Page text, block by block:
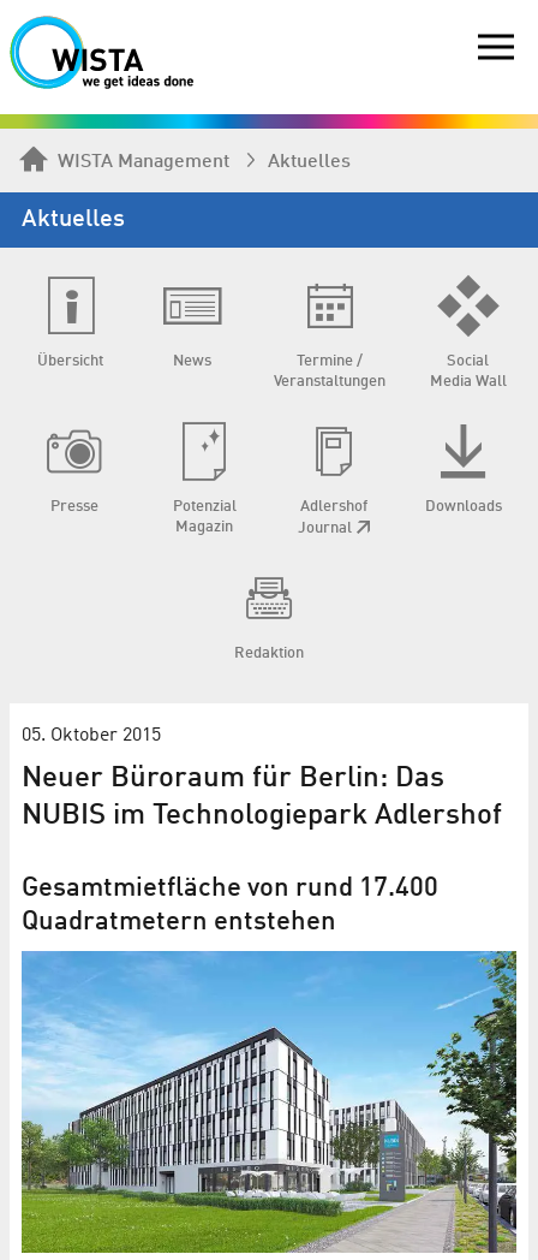
WISTA Management Aktuelles
Aktuelles
Übersicht News
Termine /
Veranstaltungen
Social
Media Wall
Presse
Potenzial
Magazin
Adlershof
Journal
Downloads
Redaktion
05. Oktober 2015
Neuer Büroraum für Berlin: Das
NUBIS im Technologiepark Adlershof
Gesamtmietfläche von rund 17.400
Quadratmetern entstehen